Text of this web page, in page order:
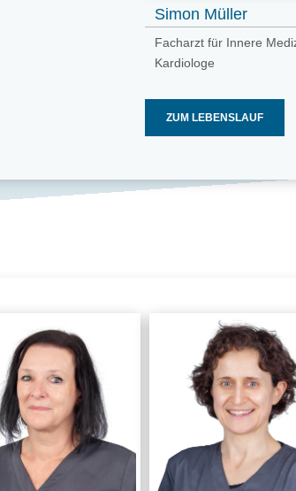
Simon Müller
Facharzt für Innere
Kardiologe
ZUM LEBENSLAUF